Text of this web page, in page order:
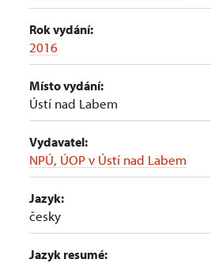
Rok vydání:
2016
Místo vydání:
Ústí nad Labem
Vydavatel:
NPÚ, ÚOP v Ústí nad Labem
Jazyk:
česky
Jazyk resumé: